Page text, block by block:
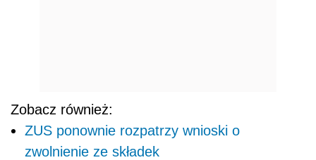
Zobacz również:
ZUS ponownie rozpatrzy wnioski o
zwolnienie ze składek